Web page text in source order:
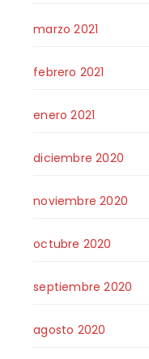
marzo 2021
febrero 2021
enero 2021
diciembre 2020
noviembre 2020
octubre 2020
septiembre 2020
agosto 2020